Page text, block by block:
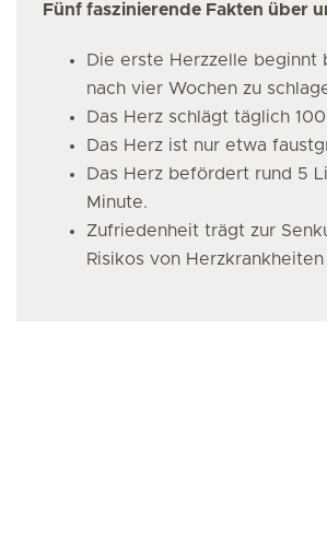
Fünf faszinierende Fakten über
Die erste Herzzelle beginnt
nach vier Wochen zu
Das Herz schlägt täglich
Das Herz ist nur etwa
Das Herz befördert rund 5
Minute.
Zufriedenheit trägt zur
Risikos von Herzkrankheiten